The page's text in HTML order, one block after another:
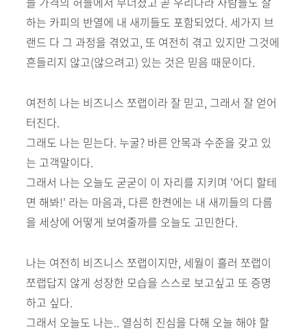
하는 카피의 반열에 내 새끼들도 포함되었다. 세가지 브
랜드 다 그 과정을 겪었고, 또 여전히 겪고 있지만 그것에
흔들리지 않고(않으려고) 있는 것은 믿음 때문이다.
여전히 나는 비즈니스 쪼랩이라 잘 믿고, 그래서 잘 얻어
터진다.
그래도 나는 믿는다. 누굴? 바른 안목과 수준을 갖고 있
는 고객말이다.
그래서 나는 오늘도 굳굳이 이 자리를 지키며 '어디 할테
면 해봐!' 라는 마음과, 다른 한켠에는 내 새끼들의 다름
을 세상에 어떻게 보여줄까를 오늘도 고민한다.
나는 여전히 비즈니스 쪼랩이지만, 세월이 흘러 쪼랩이
쪼랩답지 않게 성장한 모습을 스스로 보고싶고 또 증명
하고 싶다.
그래서 오늘도 나는.. 열심히 진심을 다해 오늘 해야 할